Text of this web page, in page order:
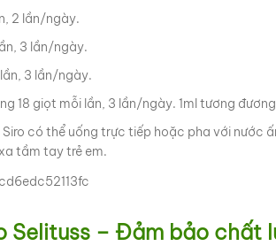
2 lần/ngày.
3 lần/ngày.
3 lần/ngày.
18 giọt mỗi lần, 3 lần/ngày. 1ml tương
có thể uống trực tiếp hoặc pha với nước
tầm tay trẻ em.
Selituss – Đảm bảo chất